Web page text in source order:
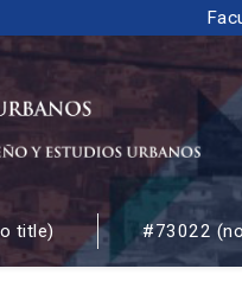
URBANOS
title) #73022